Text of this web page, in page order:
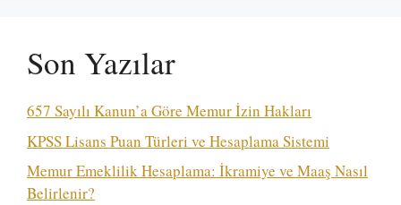
Son Yazılar
657 Sayılı Kanun’a Göre Memur İzin Hakları
KPSS Lisans Puan Türleri ve Hesaplama Sistemi
Memur Emeklilik Hesaplama: İkramiye ve Maaş Nasıl
Belirlenir?